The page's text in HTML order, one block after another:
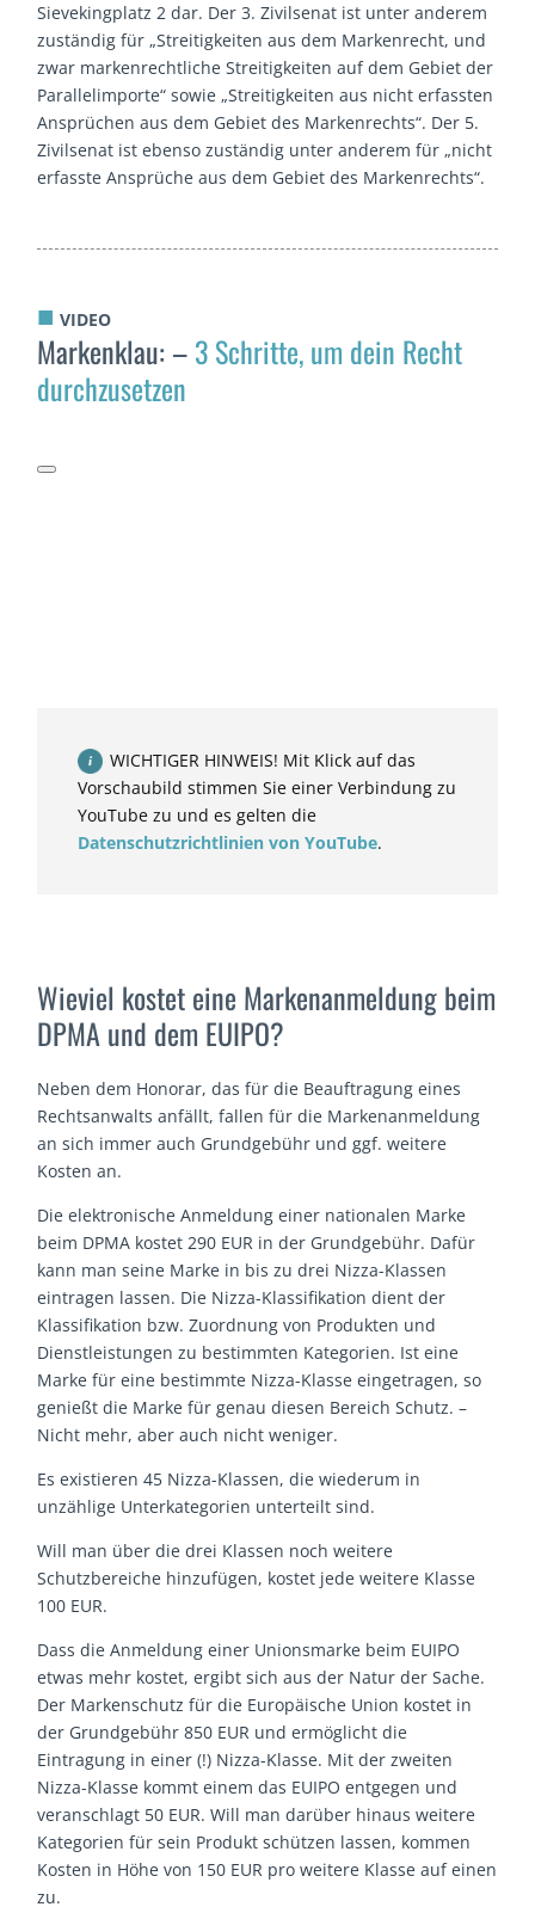
Sievekingplatz 2 dar. Der 3. Zivilsenat ist unter anderem
zuständig für „Streitigkeiten aus dem Markenrecht, und
zwar markenrechtliche Streitigkeiten auf dem Gebiet der
Parallelimporte“ sowie „Streitigkeiten aus nicht erfassten
Ansprüchen aus dem Gebiet des Markenrechts“. Der 5.
Zivilsenat ist ebenso zuständig unter anderem für „nicht
erfasste Ansprüche aus dem Gebiet des Markenrechts“.
■ VIDEO
Markenklau: –3 Schritte, um dein Recht
durchzusetzen
WICHTIGER HINWEIS! Mit Klick auf das
Vorschaubild stimmen Sie einer Verbindung zu
YouTube zu und es gelten die
Datenschutzrichtlinien von YouTube.
Wieviel kostet eine Markenanmeldung beim
DPMA und dem EUIPO?
Neben dem Honorar, das für die Beauftragung eines
Rechtsanwalts anfällt, fallen für die Markenanmeldung
an sich immer auch Grundgebühr und ggf. weitere
Kosten an.
Die elektronische Anmeldung einer nationalen Marke
beim DPMA kostet 290 EUR in der Grundgebühr. Dafür
kann man seine Marke in bis zu drei Nizza-Klassen
eintragen lassen. Die Nizza-Klassifikation dient der
Klassifikation bzw. Zuordnung von Produkten und
Dienstleistungen zu bestimmten Kategorien. Ist eine
Marke für eine bestimmte Nizza-Klasse eingetragen, so
genießt die Marke für genau diesen Bereich Schutz. –
Nicht mehr, aber auch nicht weniger.
Es existieren 45 Nizza-Klassen, die wiederum in
unzählige Unterkategorien unterteilt sind.
Will man über die drei Klassen noch weitere
Schutzbereiche hinzufügen, kostet jede weitere Klasse
100 EUR.
Dass die Anmeldung einer Unionsmarke beim EUIPO
etwas mehr kostet, ergibt sich aus der Natur der Sache.
Der Markenschutz für die Europäische Union kostet in
der Grundgebühr 850 EUR und ermöglicht die
Eintragung in einer (!) Nizza-Klasse. Mit der zweiten
Nizza-Klasse kommt einem das EUIPO entgegen und
veranschlagt 50 EUR. Will man darüber hinaus weitere
Kategorien für sein Produkt schützen lassen, kommen
Kosten in Höhe von 150 EUR pro weitere Klasse auf einen
zu.